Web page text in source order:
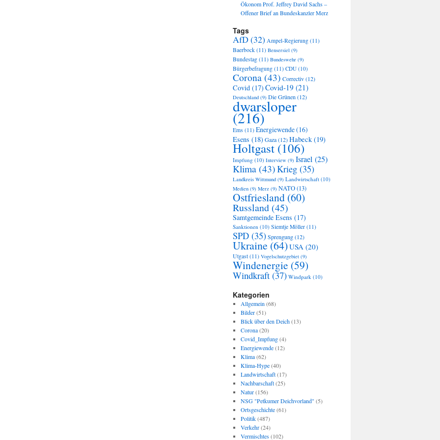
Ökonom Prof. Jeffrey David Sachs –
Offener Brief an Bundeskanzler Merz
Tags
AfD(32) Ampel-Regierung (11)
Baerbock (11) Bensersiel (9)
Bundestag (11) Bundeswehr (9)
Bürgerbefragung (11) CDU (10)
Corona (43) Correctiv(12)
Covid (17) Covid-19 (21)
Deutschland (9) Die Grünen(12)
dwarsloper
(216)
Ems (11) Energiewende(16)
Esens (18)Gaza(12)Habeck(19)
Holtgast (106)
Impfung (10) Interview (9) Israel (25)
Klima (43)Krieg (35)
Landkreis Wittmund (9) Landwirtschaft (10)
Medien (9) Merz (9) NATO(13)
Ostfriesland (60)
Russland (45)
Samtgemeinde Esens (17)
Sanktionen (10) Siemtje Möller (11)
SPD (35)Sprengung(12)
Ukraine (64)USA (20)
Utgast (11) Vogelschutzgebiet (9)
Windenergie (59)
Windkraft (37) Windpark (10)
Kategorien
Allgemein (68)
Bilder(51)
Blick über den Deich(13)
Corona(20)
Covid_Impfung(4)
Energiewende(12)
Klima(62)
Klima-Hype(40)
Landwirtschaft(17)
Nachbarschaft(25)
Natur(156)
NSG "Petkumer Deichvorland" (5)
Ortsgeschichte(61)
Politik(487)
Verkehr(24)
Vermischtes(102)